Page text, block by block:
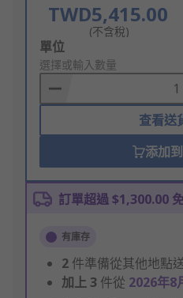
TWD5,415.00
(不含稅)
Add
to
Basket
單位
選擇或輸入數量
查看送
添加
訂單超過 $1,300.00
有庫存
2 件準備從其他地點
加上3 件從 2026年8